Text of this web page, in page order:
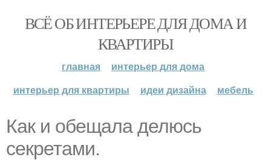
ВСЁ ОБ ИНТЕРЬЕРЕ ДЛЯ ДОМА И
КВАРТИРЫ
главная
интерьер для дома
интерьер для квартиры
идеи дизайна мебель
Как и обещала делюсь
секретами.